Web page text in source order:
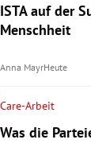
ISTA auf der
Menschheit
Anna MayrHeute
Care-Arbeit
Was die